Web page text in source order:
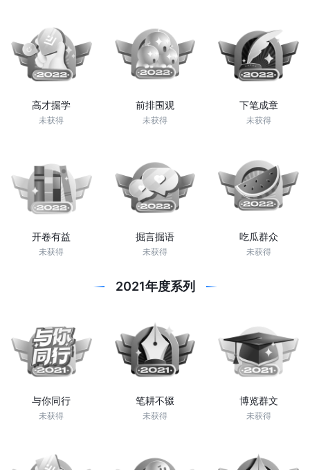
高才掘学
未获得
前排围观
未获得
下笔成章
未获得
开卷有益
未获得
掘言掘语
未获得
吃瓜群众
未获得
2021年度系列
与你同行
未获得
笔耕不辍
未获得
博览群文
未获得